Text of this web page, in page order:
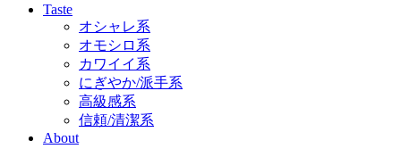
Taste
オシャレ系
オモシロ系
カワイイ系
にぎやか/派手系
高級感系
信頼/清潔系
About